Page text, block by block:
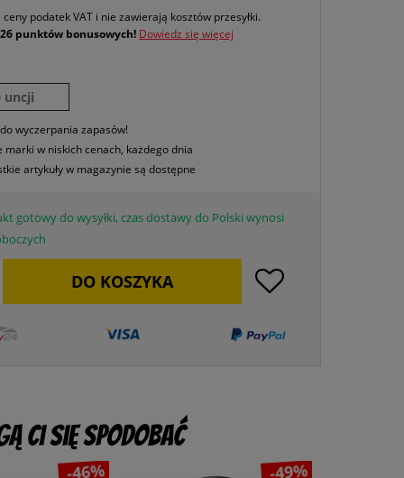
ceny podatek VAT i nie zawierają kosztów przesyłki.
26 punktów bonusowych! Dowiedz się więcej
uncji
wyczerpania zapasów!
marki w niskich cenach, każdego dnia
artykuły w magazynie są dostępne
gotowy do wysyłki, czas dostawy do Polski wynosi
DO KOSZYKA
Ci się spodobać
-46% -49%